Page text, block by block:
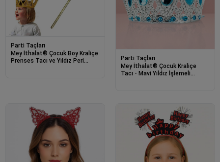
Parti Taçları
Mey İthalat® Çocuk Boy Kraliçe
Prenses Tacı ve Yıldız Peri
Parti Taçları
Mey İthalat® Çocuk Kraliçe
Tacı - Mavi Yıldız İşlemeli